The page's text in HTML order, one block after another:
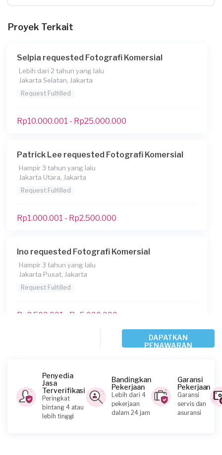
Berapa budget total untuk layanan ini?
Proyek Terkait
Selpia requested Fotografi Komersial
Lebih dari 2 tahun yang lalu
Jakarta Selatan, Jakarta
Request Fulfilled
Rp10.000.001 - Rp25.000.000
Patrick Lee requested Fotografi Komersial
Hampir 3 tahun yang lalu
Jakarta Utara, Jakarta
Request Fulfilled
Rp1.000.001 - Rp2.500.000
Ino requested Fotografi Komersial
Hampir 3 tahun yang lalu
Jakarta Pusat, Jakarta
Request Fulfilled
Rp2.500.001 - Rp5.000.000
Ino requested Fotografi Komersial
Jakarta Pusat, Jakarta
Request Fulfilled
Rp2.500.001 - Rp5.000.000
DAPATKAN
PENAWARAN
Penyedia
Jasa
Terverifikasi
Peringkat
bintang 4 atau
lebih tinggi
Bandingkan
Pekerjaan
Lebih dari 4
pekerjaan
dalam 24 jam
Garansi
Pekerjaan
Garansi
servis dan
asuransi